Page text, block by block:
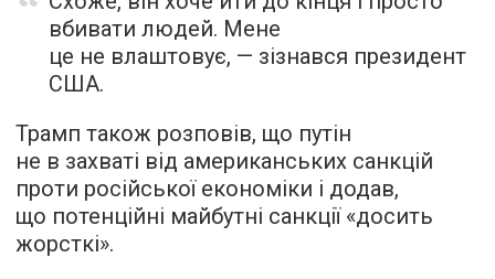
вбивати людей. Мене
це не влаштовує, — зізнався президент
США.
Трамп також розповів, що путін
не в захваті від американських санкцій
проти російської економіки і додав,
що потенційні майбутні санкції «досить
жорсткі».